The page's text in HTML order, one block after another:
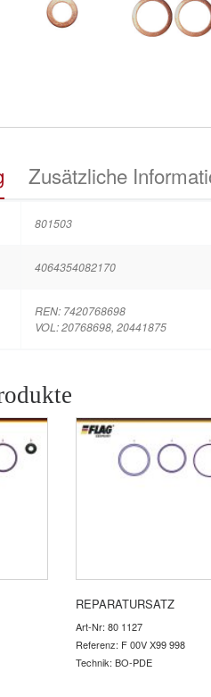
Zusätzliche
801503
4064354082170
REN: 7420768698
VOL: 20768698, 20441875
REPARATURSATZ
Art-Nr: 80 1127
Referenz: F 00V X99 998
Technik: BO-PDE